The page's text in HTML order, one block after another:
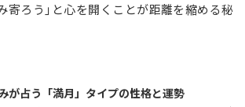
寄ろう｣と心を開くことが距離を縮める秘
が占う「満月」タイプの性格と運勢